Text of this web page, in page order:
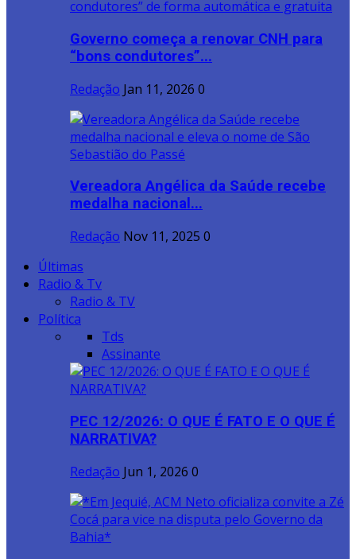
Governo começa a renovar CNH para
“bons condutores”...
Redação Jan 11, 2026 0
Vereadora Angélica da Saúde recebe
medalha nacional...
Redação Nov 11, 2025 0
Últimas
Radio & Tv
Radio & TV
Política
Tds
Assinante
PEC 12/2026: O QUE É FATO E O QUE É
NARRATIVA?
Redação Jun 1, 2026 0